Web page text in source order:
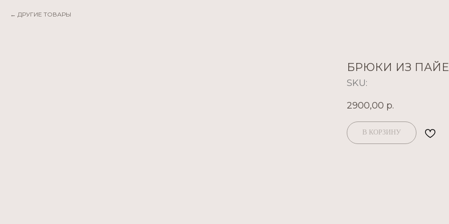
ДРУГИЕ ТОВАРЫ
БРЮКИ ИЗ
SKU:
2900,00 р.
В КОРЗИНУ